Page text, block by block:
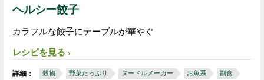
ヘルシー餃子
カラフルな餃子にテーブルが華やぐ
レシピを見る
詳細： 穀物 野菜たっぷり ヌードルメーカー お魚系
副食